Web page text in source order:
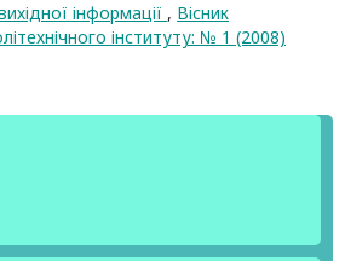
інформації , Вісник
інституту: № 1 (2008)